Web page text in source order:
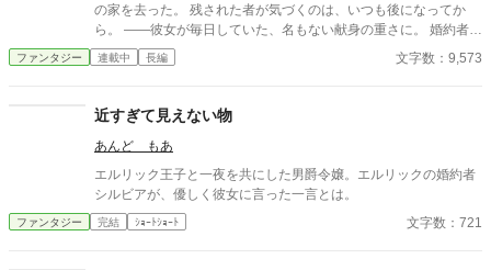
の家を去った。 残された者が気づくのは、いつも後になってか
ら。 ——彼女が毎日していた、名もない献身の重さに。 婚約者
の、夫の、家族の「当たり前」を支えていた手が消えたとき、 失
われたものの輪郭が、ようやく見えてくる。 ざまぁを声高に描か
じんわり効く、一話完結の短編集。 ※S01「捨てられ令嬢」のア
ルファポリス最適化分割。 ※アルファ読者向け：関係性・感情の
機微・余韻を最優先。
ファンタジー 連載中 長編 文字数：9,573
近すぎて見えない物
あんど もあ
エルリック王子と一夜を共にした男爵令嬢。エルリックの婚約者
シルビアが、優しく彼女に言った一言とは。
ファンタジー 完結 ｼｮｰﾄｼｮｰﾄ 文字数：721